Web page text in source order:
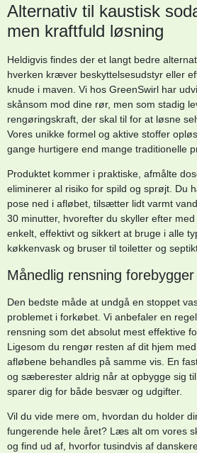
Alternativ til kaustisk
men kraftfuld løsning
Heldigvis findes der et langt bedre
hverken kræver beskyttelsesudstyr eller
knude i maven. Vi hos GreenSwirl har
skånsom mod dine rør, men som stadig
rengøringskraft, der skal til for at løsne
Vores unikke formel og aktive stoffer
gange hurtigere end mange traditionelle
Produktet kommer i praktiske, afmålte
eliminerer al risiko for spild og sprøjt. Du
pose ned i afløbet, tilsætter lidt varmt
30 minutter, hvorefter du skyller efter
enkelt, effektivt og sikkert at bruge i alle
køkkenvask og bruser til toiletter og
Månedlig rensning
Den bedste måde at undgå en stoppet
problemet i forkøbet. Vi anbefaler en
rensning som det absolut mest effektive
Ligesom du rengør resten af dit hjem
afløbene behandles på samme vis. En
og sæberester aldrig når at opbygge sig
sparer dig for både besvær og udgifter.
Vil du vide mere om, hvordan du holder
fungerende hele året? Læs alt om vores
og find ud af, hvorfor tusindvis af